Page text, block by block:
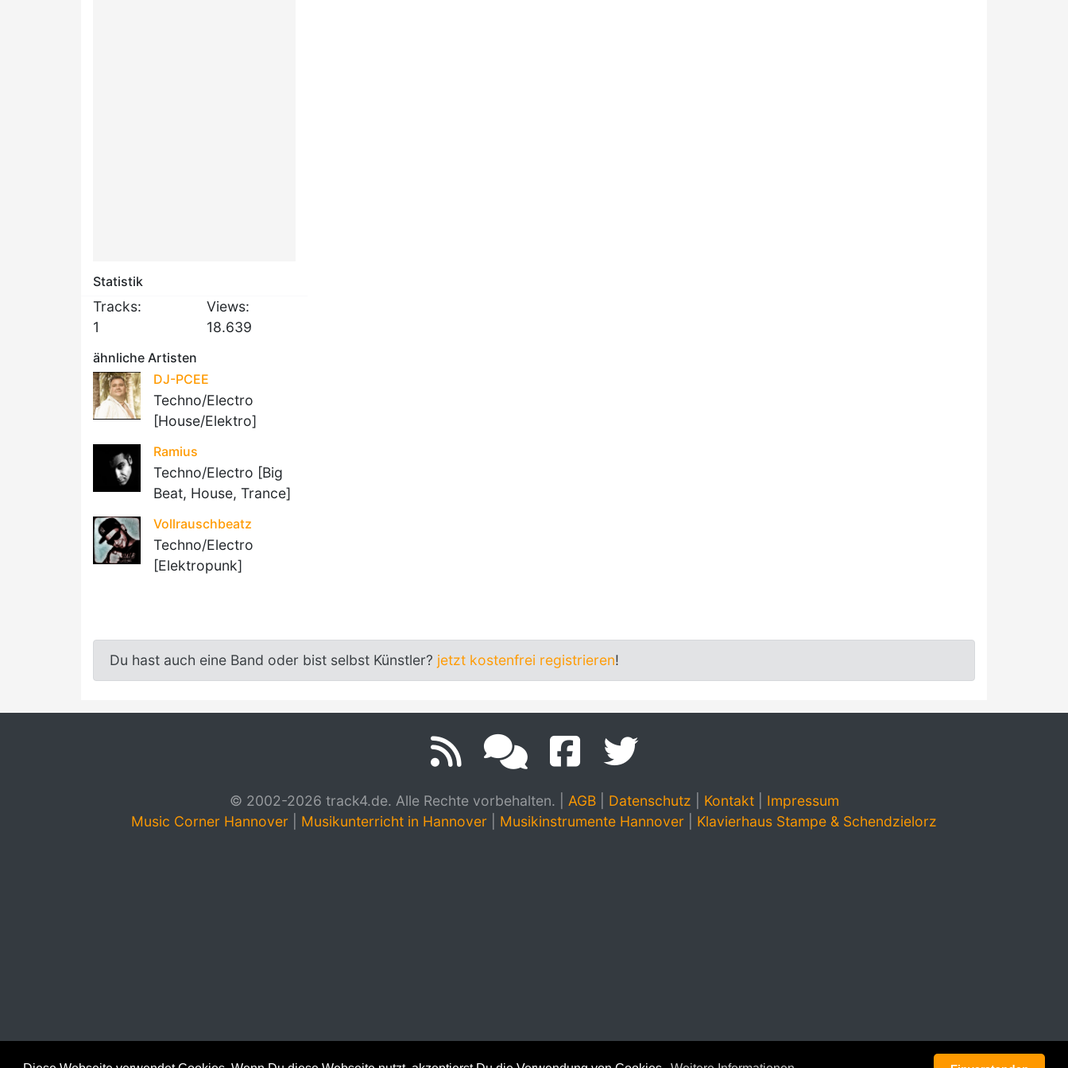
Statistik
Tracks:
1
Views:
18.639
ähnliche Artisten
DJ-PCEE
Techno/Electro
[House/Elektro]
Ramius
Techno/Electro [Big
Beat, House, Trance]
Vollrauschbeatz
Techno/Electro
[Elektropunk]
Du hast auch eine Band oder bist selbst Künstler? jetzt kostenfrei registrieren!
© 2002-2026 track4.de. Alle Rechte vorbehalten. AGB| Datenschutz Kontakt| Impressum
Music Corner Hannover
Musikunterricht in Hannover Musikinstrumente Hannover Klavierhaus Stampe & Schendzielorz